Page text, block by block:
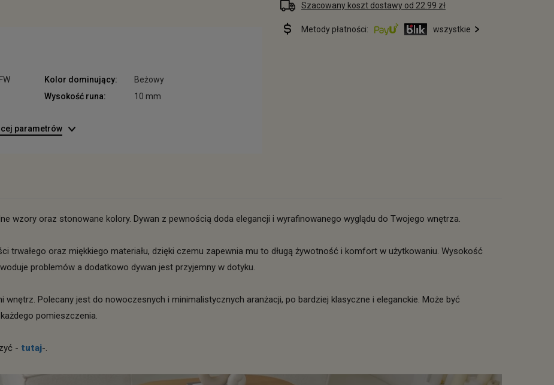
Kolor dominujący:
Beżowy
Wysokość runa: 10 mm
parametrów
Szacowany koszt dostawy od 22.99 zł
Metody płatności: wszystkie
wzory oraz stonowane kolory. Dywan z pewnością doda elegancji i wyrafinowanego wyglądu do Twojego wnętrza.
trwałego oraz miękkiego materiału, dzięki czemu zapewnia mu to długą żywotność i komfort w użytkowaniu. Wysokość
problemów a dodatkowo dywan jest przyjemny w dotyku.
Polecany jest do nowoczesnych i minimalistycznych aranżacji, po bardziej klasyczne i eleganckie. Może być
pomieszczenia.
- tutaj-.